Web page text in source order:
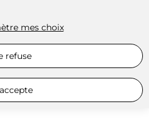
mes choix
refuse